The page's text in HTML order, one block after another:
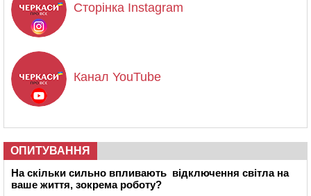
Сторінка Instagram
Канал YouTube
ОПИТУВАННЯ
На скільки сильно впливають відключення світла на
ваше життя, зокрема роботу?